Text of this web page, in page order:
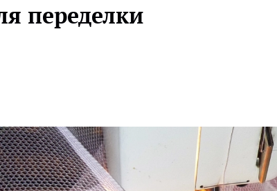
переделки